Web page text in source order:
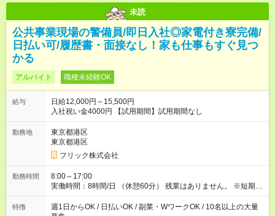
未読
公共事業現場の警備員/即日入社◎家電付き寮完備/
日払い可/履歴書・面接なし！家も仕事もすぐ見つ
かる
アルバイト 職種未経験OK
給与
日給12,000円～15,500円
入社祝い金4000円 【試用期間】試用期間なし
勤務地
東京都港区
東京都港区
フリック株式会社
勤務時間
8:00～17:00
実働時間：8時間/日 （休憩60分） 残業はありません。 ※短期の
募集は行っておりません。予めご了承くださいませ。
特徴
週1日からOK / 日払いOK / 副業・WワークOK / 10名以上の大量